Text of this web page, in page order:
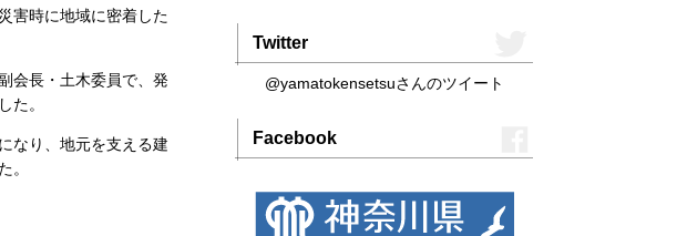
害時に地域に密着した
会長・土木委員で、発
た。
なり、地元を支える建
。
Twitter
@yamatokensetsuさんのツイート
Facebook